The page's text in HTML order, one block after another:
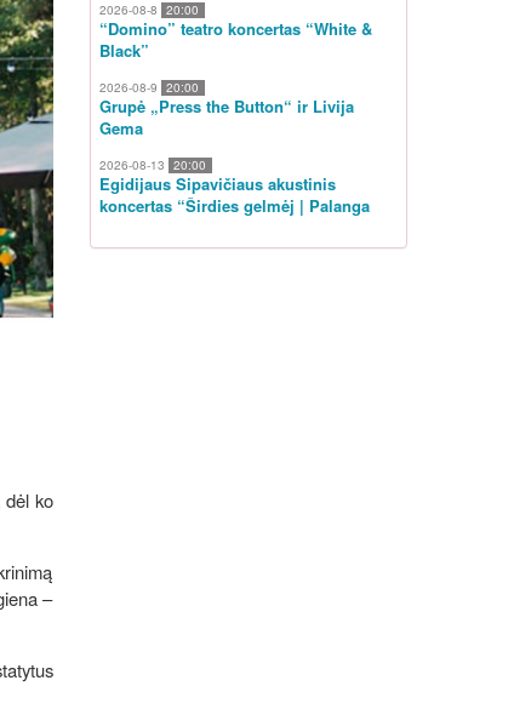
dėl ko
–
2026-08-8 20:00
“Domino” teatro koncertas “White &
Black”
2026-08-9 20:00
Grupė „Press the Button“ ir Livija
Gema
2026-08-13 20:00
Egidijaus Sipavičiaus akustinis
koncertas “Širdies gelmėj | Palanga